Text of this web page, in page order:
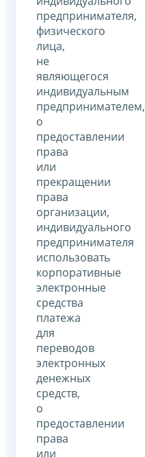
предпринимателя,
физического
лица,
не
являющегося
индивидуальным
предпринимателем,
о
предоставлении
права
или
прекращении
права
организации,
индивидуального
предпринимателя
использовать
корпоративные
электронные
средства
платежа
для
переводов
электронных
денежных
средств,
о
предоставлении
права
или